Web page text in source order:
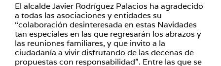
El alcalde Javier Rodríguez Palacios ha agradecido
a todas las asociaciones y entidades su
“colaboración desinteresada en estas Navidades
tan especiales en las que regresarán los abrazos y
las reuniones familiares, y que invito a la
ciudadanía a vivir disfrutando de las decenas de
propuestas con responsabilidad”. Entre las que se